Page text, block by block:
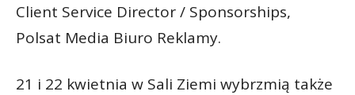
Client Service Director / Sponsorships,
Polsat Media Biuro Reklamy.
21 i 22 kwietnia w Sali Ziemi wybrzmią także